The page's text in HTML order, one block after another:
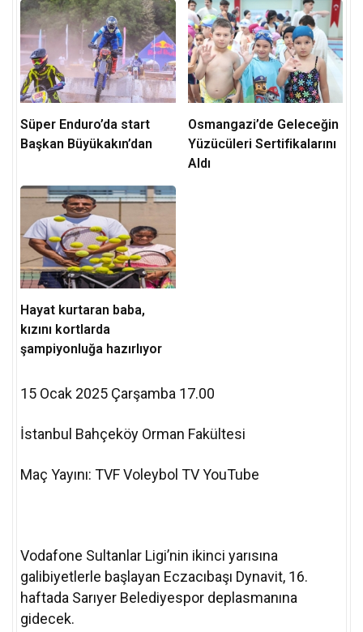
Süper Enduro’da start
Başkan Büyükakın’dan
Osmangazi’de Geleceğin
Yüzücüleri Sertifikalarını
Aldı
Hayat kurtaran baba,
kızını kortlarda
şampiyonluğa hazırlıyor
15 Ocak 2025 Çarşamba 17.00
İstanbul Bahçeköy Orman Fakültesi
Maç Yayını: TVF Voleybol TV YouTube
Vodafone Sultanlar Ligi’nin ikinci yarısına
galibiyetlerle başlayan Eczacıbaşı Dynavit, 16.
haftada Sarıyer Belediyespor deplasmanına
gidecek.